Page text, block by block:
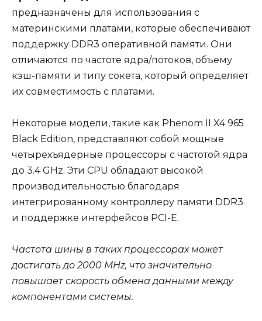
предназначены для использования с
материнскими платами, которые обеспечивают
поддержку DDR3 оперативной памяти. Они
отличаются по частоте ядра/потоков, объему
кэш-памяти и типу сокета, который определяет
их совместимость с платами.
Некоторые модели, такие как Phenom II X4 965
Black Edition, представляют собой мощные
четырехъядерные процессоры с частотой ядра
до 3.4 GHz. Эти CPU обладают высокой
производительностью благодаря
интегрированному контроллеру памяти DDR3
и поддержке интерфейсов PCI-E.
Частота шины в таких процессорах может
достигать до 2000 MHz, что значительно
повышает скорость обмена данными между
компонентами системы.